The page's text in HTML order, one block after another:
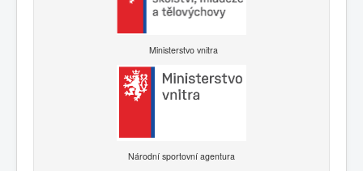
Ministerstvo vnitra
Národní sportovní agentura